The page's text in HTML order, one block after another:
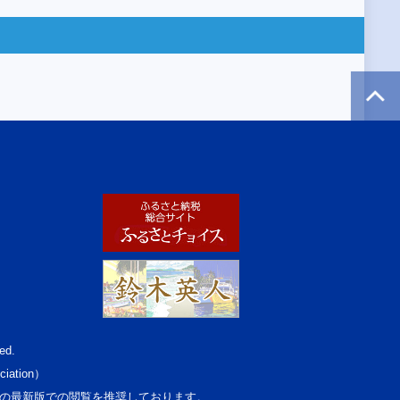
）
新版での閲覧を推奨しております。